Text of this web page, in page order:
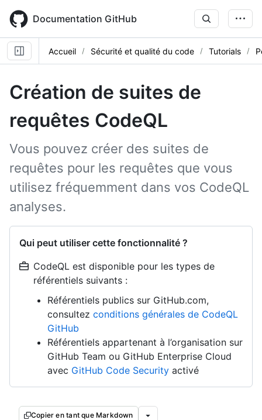
main
content
Documentation GitHub
Accueil Sécurité et qualité du code Tutorials
Création de suites de
requêtes CodeQL
Vous pouvez créer des suites de
requêtes pour les requêtes que vous
utilisez fréquemment dans vos CodeQL
analyses.
Qui peut utiliser cette fonctionnalité ?
CodeQL est disponible pour les types de
référentiels suivants :
Référentiels publics sur GitHub.com,
consultez conditions générales de CodeQL
GitHub
Référentiels appartenant à l’organisation sur
GitHub Team ou GitHub Enterprise Cloud
avec GitHub Code Security activé
Copier en tant que Markdown